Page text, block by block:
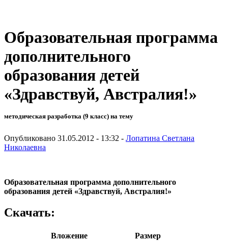
Образовательная программа
дополнительного
образования детей
«Здравствуй, Австралия!»
методическая разработка (9 класс) на тему
Опубликовано 31.05.2012 - 13:32 - Лопатина Светлана
Николаевна
Образовательная программа дополнительного
образования детей «Здравствуй, Австралия!»
Скачать:
Вложение
Размер